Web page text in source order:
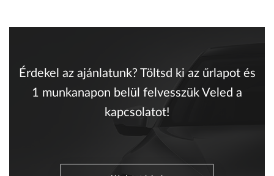
Érdekel az ajánlatunk? Töltsd ki az űrlapot és
1 munkanapon belül felvesszük Veled a
kapcsolatot!